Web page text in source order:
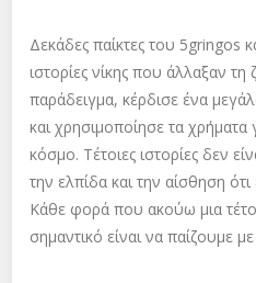
Δεκάδες παίκτες του 5gringos
ιστορίες νίκης που άλλαξαν τη
παράδειγμα, κέρδισε ένα
και χρησιμοποίησε τα χρήματα
κόσμο. Τέτοιες ιστορίες δεν
την ελπίδα και την αίσθηση
Κάθε φορά που ακούω μια
σημαντικό είναι να παίζουμε